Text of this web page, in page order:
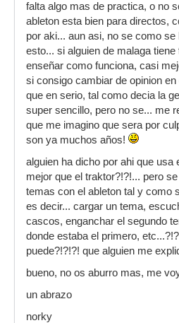
falta algo mas de practica, o no
ableton esta bien para directos,
por aki... aun asi, no se como
esto... si alguien de malaga
enseñar como funciona, casi
si consigo cambiar de opinion
que en serio, tal como decia la
super sencillo, pero no se... me
que me imagino que sera por
son ya muchos años!
alguien ha dicho por ahi que usa
mejor que el traktor?!?!... pero
temas con el ableton tal y como
es decir... cargar un tema,
cascos, enganchar el segundo
donde estaba el primero,
puede?!?!?! que alguien me
bueno, no os aburro mas, me
un abrazo
norky